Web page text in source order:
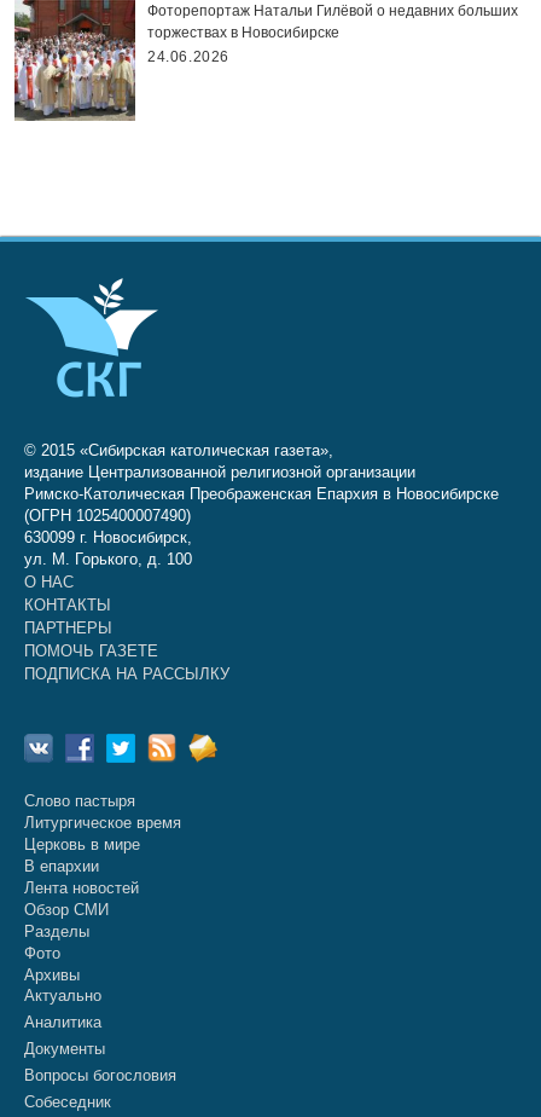
Фоторепортаж Натальи Гилёвой о недавних больших
торжествах в Новосибирске
24.06.2026
© 2015 «Сибирская католическая газета»,
издание Централизованной религиозной организации
Римско-Католическая Преображенская Епархия в Новосибирске
(ОГРН 1025400007490)
630099 г. Новосибирск,
ул. М. Горького, д. 100
О НАС
КОНТАКТЫ
ПАРТНЕРЫ
ПОМОЧЬ ГАЗЕТЕ
ПОДПИСКА НА РАССЫЛКУ
Слово пастыря
Литургическое время
Церковь в мире
В епархии
Лента новостей
Обзор СМИ
Разделы
Фото
Архивы
Актуально
Аналитика
Документы
Вопросы богословия
Собеседник